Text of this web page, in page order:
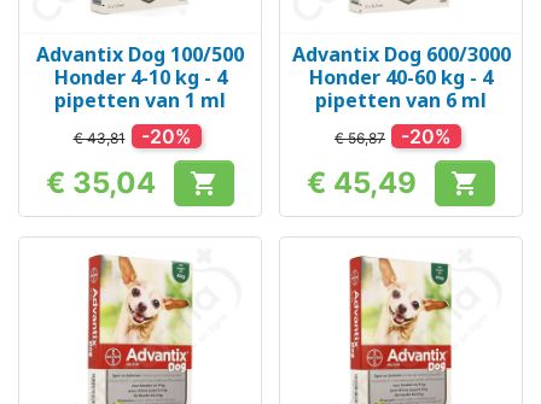
Advantix Dog 100/500
Honder 4-10 kg - 4
pipetten van 1 ml
€ 43,81 -20%
Prijs
€ 35,04 
Advantix Dog 600/3000
Honder 40-60 kg - 4
pipetten van 6 ml
€ 56,87 -20%
Prijs
€ 45,49 